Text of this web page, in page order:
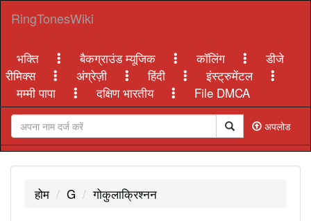
RingTonesWiki
भक्ति बैकग्राउंड म्यूजिक कॉलिंग
डीजे
रीमिक्स
अंग्रेज़ी हिंदी
इंस्ट्रुमेंटल
मम्मी पापा
दक्षिण भारतीय File DMCA
अपलोड
होम G गोकुलाक्रिश्नन